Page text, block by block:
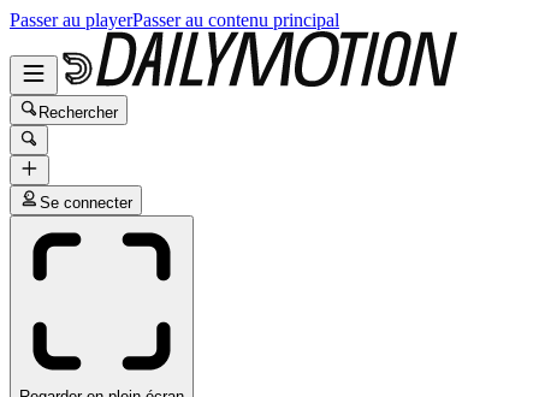
Passer au playerPasser au contenu principal
Rechercher
Se connecter